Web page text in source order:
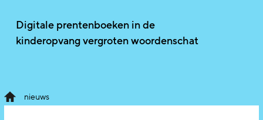
Digitale prentenboeken in de
kinderopvang vergroten woordenschat
nieuws